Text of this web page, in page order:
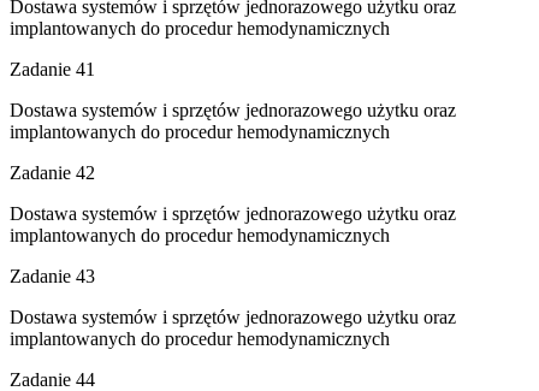
Dostawa systemów i sprzętów jednorazowego użytku oraz
implantowanych do procedur hemodynamicznych
Zadanie 41
Dostawa systemów i sprzętów jednorazowego użytku oraz
implantowanych do procedur hemodynamicznych
Zadanie 42
Dostawa systemów i sprzętów jednorazowego użytku oraz
implantowanych do procedur hemodynamicznych
Zadanie 43
Dostawa systemów i sprzętów jednorazowego użytku oraz
implantowanych do procedur hemodynamicznych
Zadanie 44